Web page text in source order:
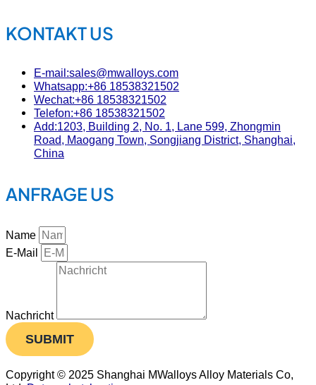
KONTAKT US
E-mail:sales@mwalloys.com
Whatsapp:+86 18538321502
Wechat:+86 18538321502
Telefon:+86 18538321502
Add:1203, Building 2, No. 1, Lane 599, Zhongmin
Road, Maogang Town, Songjiang District, Shanghai,
China
ANFRAGE US
Name
E-Mail
Nachricht
SUBMIT
Copyright © 2025 Shanghai MWalloys Alloy Materials Co,